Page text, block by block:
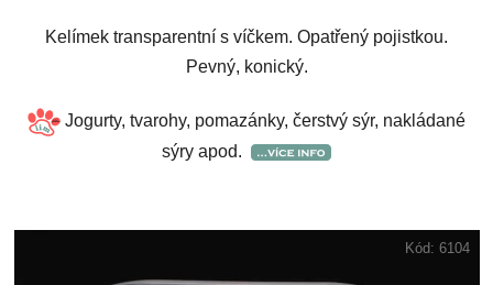
Kelímek transparentní s víčkem. Opatřený pojistkou.
Pevný, konický.
Jogurty, tvarohy, pomazánky, čerstvý sýr, nakládané
sýry apod.
Kód: 6104